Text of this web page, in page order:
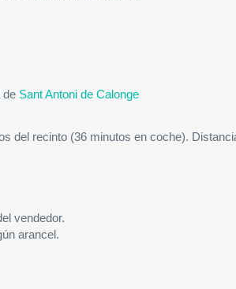
de Sant Antoni de Calonge
del recinto (36 minutos en coche).
vendedor.
arancel.